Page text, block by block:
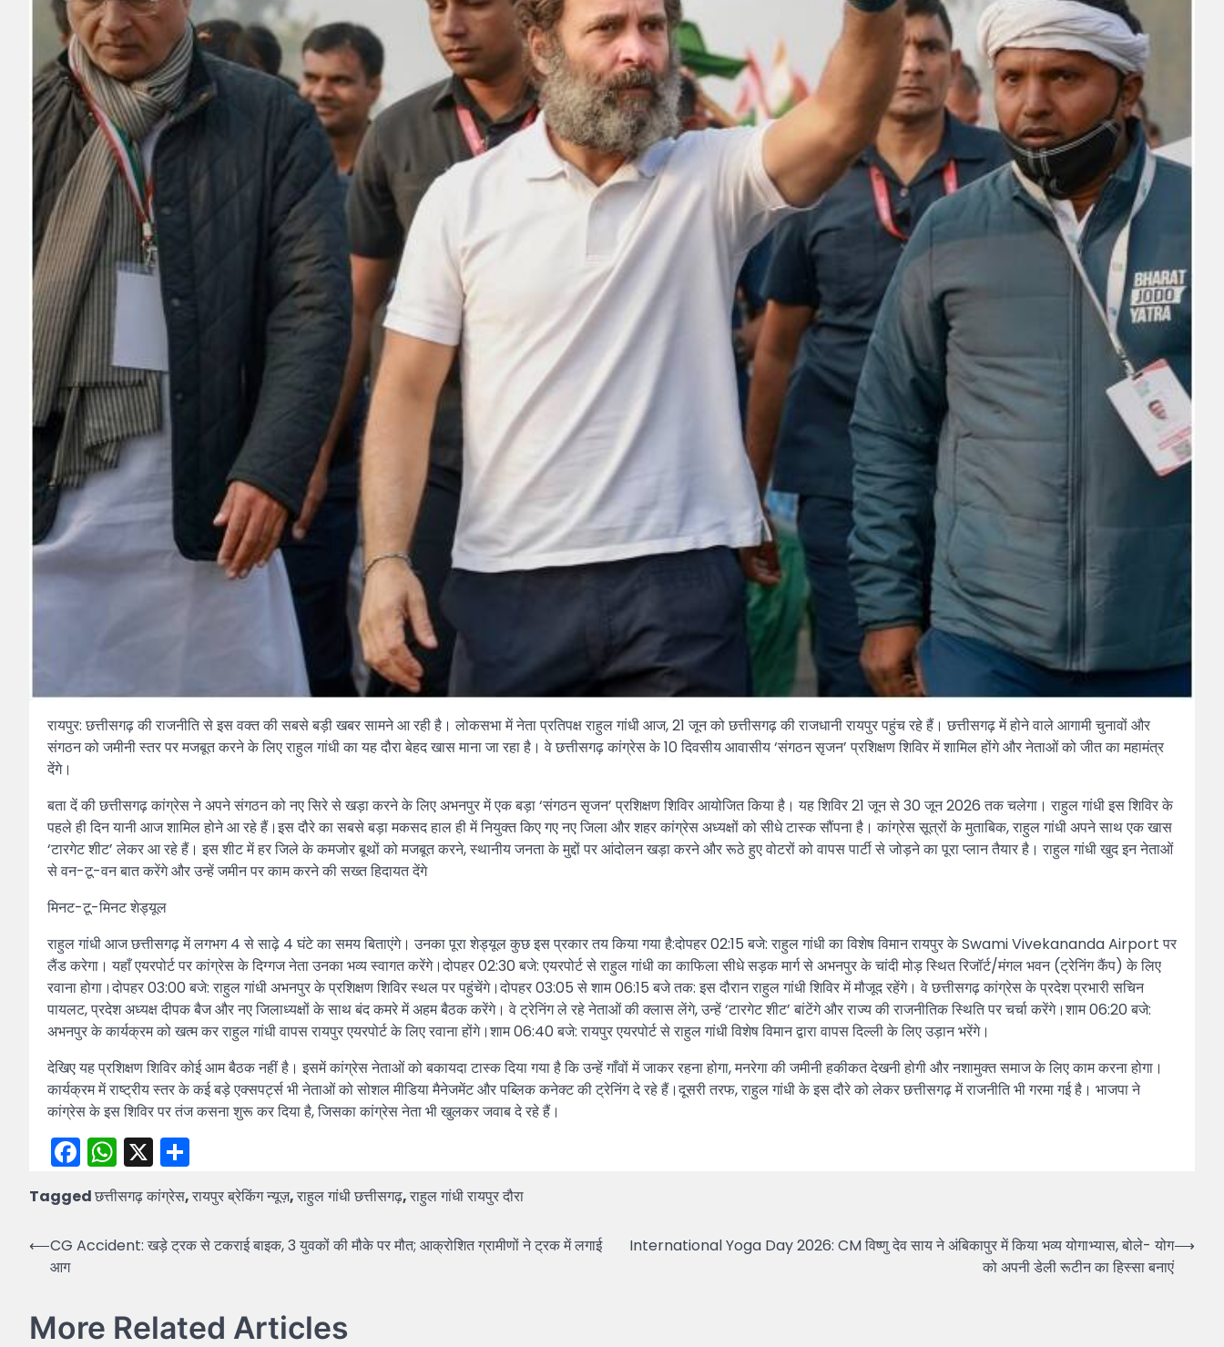
रायपुर: छत्तीसगढ़ की राजनीति से इस वक्त की सबसे बड़ी खबर सामने आ रही है। लोकसभा में नेता प्रतिपक्ष राहुल गांधी आज, 21 जून को छत्तीसगढ़ की राजधानी रायपुर पहुंच रहे हैं। छत्तीसगढ़ में होने वाले आगामी चुनावों और
संगठन को जमीनी स्तर पर मजबूत करने के लिए राहुल गांधी का यह दौरा बेहद खास माना जा रहा है। वे छत्तीसगढ़ कांग्रेस के 10 दिवसीय आवासीय ‘संगठन सृजन’ प्रशिक्षण शिविर में शामिल होंगे और नेताओं को जीत का महामंत्र
देंगे।
बता दें की छत्तीसगढ़ कांग्रेस ने अपने संगठन को नए सिरे से खड़ा करने के लिए अभनपुर में एक बड़ा ‘संगठन सृजन’ प्रशिक्षण शिविर आयोजित किया है। यह शिविर 21 जून से 30 जून 2026 तक चलेगा। राहुल गांधी इस शिविर के
पहले ही दिन यानी आज शामिल होने आ रहे हैं।इस दौरे का सबसे बड़ा मकसद हाल ही में नियुक्त किए गए नए जिला और शहर कांग्रेस अध्यक्षों को सीधे टास्क सौंपना है। कांग्रेस सूत्रों के मुताबिक, राहुल गांधी अपने साथ एक खास
‘टारगेट शीट’ लेकर आ रहे हैं। इस शीट में हर जिले के कमजोर बूथों को मजबूत करने, स्थानीय जनता के मुद्दों पर आंदोलन खड़ा करने और रूठे हुए वोटरों को वापस पार्टी से जोड़ने का पूरा प्लान तैयार है। राहुल गांधी खुद इन नेताओं
से वन-टू-वन बात करेंगे और उन्हें जमीन पर काम करने की सख्त हिदायत देंगे
मिनट-टू-मिनट शेड्यूल
राहुल गांधी आज छत्तीसगढ़ में लगभग 4 से साढ़े 4 घंटे का समय बिताएंगे। उनका पूरा शेड्यूल कुछ इस प्रकार तय किया गया है:दोपहर 02:15 बजे: राहुल गांधी का विशेष विमान रायपुर के ⁠Swami Vivekananda Airport पर
लैंड करेगा। यहाँ एयरपोर्ट पर कांग्रेस के दिग्गज नेता उनका भव्य स्वागत करेंगे।दोपहर 02:30 बजे: एयरपोर्ट से राहुल गांधी का काफिला सीधे सड़क मार्ग से अभनपुर के चांदी मोड़ स्थित रिजॉर्ट/मंगल भवन (ट्रेनिंग कैंप) के लिए
रवाना होगा।दोपहर 03:00 बजे: राहुल गांधी अभनपुर के प्रशिक्षण शिविर स्थल पर पहुंचेंगे।दोपहर 03:05 से शाम 06:15 बजे तक: इस दौरान राहुल गांधी शिविर में मौजूद रहेंगे। वे छत्तीसगढ़ कांग्रेस के प्रदेश प्रभारी सचिन
पायलट, प्रदेश अध्यक्ष दीपक बैज और नए जिलाध्यक्षों के साथ बंद कमरे में अहम बैठक करेंगे। वे ट्रेनिंग ले रहे नेताओं की क्लास लेंगे, उन्हें ‘टारगेट शीट’ बांटेंगे और राज्य की राजनीतिक स्थिति पर चर्चा करेंगे।शाम 06:20 बजे:
अभनपुर के कार्यक्रम को खत्म कर राहुल गांधी वापस रायपुर एयरपोर्ट के लिए रवाना होंगे।शाम 06:40 बजे: रायपुर एयरपोर्ट से राहुल गांधी विशेष विमान द्वारा वापस दिल्ली के लिए उड़ान भरेंगे।
देखिए यह प्रशिक्षण शिविर कोई आम बैठक नहीं है। इसमें कांग्रेस नेताओं को बकायदा टास्क दिया गया है कि उन्हें गाँवों में जाकर रहना होगा, मनरेगा की जमीनी हकीकत देखनी होगी और नशामुक्त समाज के लिए काम करना होगा।
कार्यक्रम में राष्ट्रीय स्तर के कई बड़े एक्सपर्ट्स भी नेताओं को सोशल मीडिया मैनेजमेंट और पब्लिक कनेक्ट की ट्रेनिंग दे रहे हैं।दूसरी तरफ, राहुल गांधी के इस दौरे को लेकर छत्तीसगढ़ में राजनीति भी गरमा गई है। भाजपा ने
कांग्रेस के इस शिविर पर तंज कसना शुरू कर दिया है, जिसका कांग्रेस नेता भी खुलकर जवाब दे रहे हैं।
Facebook
WhatsApp
X
Taggedछत्तीसगढ़ कांग्रेस,रायपुर ब्रेकिंग न्यूज़,राहुल गांधी छत्तीसगढ़,राहुल गांधी रायपुर दौरा
Post
navigation
⟵CG Accident: खड़े ट्रक से टकराई बाइक, 3 युवकों की मौके पर मौत; आक्रोशित ग्रामीणों ने ट्रक में लगाई
आग
International Yoga Day 2026: CM विष्णु देव साय ने अंबिकापुर में किया भव्य योगाभ्यास, बोले- योग
को अपनी डेली रूटीन का हिस्सा बनाएं
⟶
More Related Articles